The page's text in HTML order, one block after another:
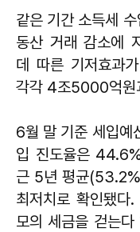
같은 기간 소득세
동산 거래 감소에
데 따른 기저효과
각각 4조5000억원
6월 말 기준 세입
입 진도율은
근 5년 평균
최저치로 확인됐다
모의 세금을 걷는